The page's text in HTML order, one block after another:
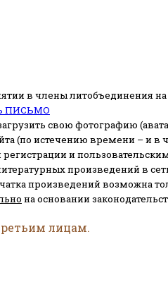
в члены литобъединения
ПИСЬМО
свою фотографию
(по истечению времени – и
и
произведений в
произведений возможна
на основании
лицам.